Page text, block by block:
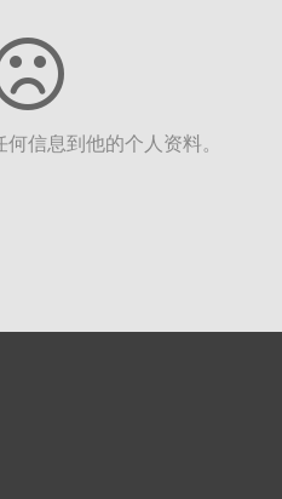
信息到他的个人资料。